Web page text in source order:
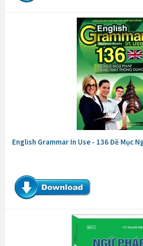
English Grammar In Use - 136 Đề Mục